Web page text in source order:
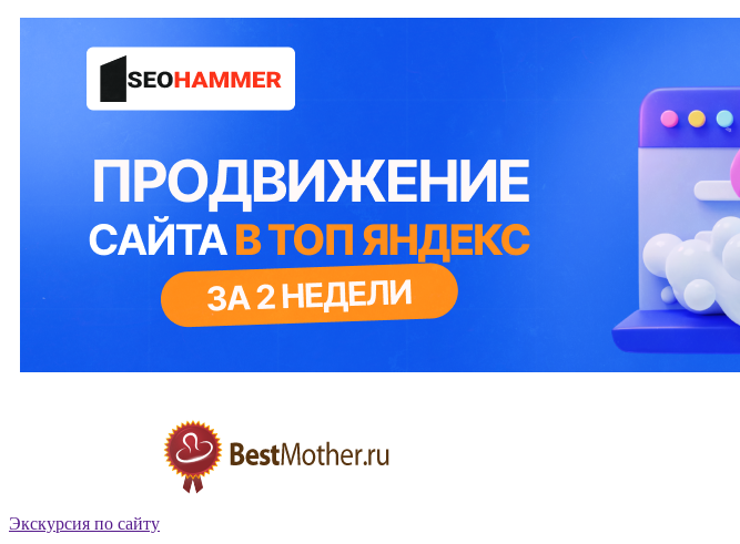
Экскурсия по сайту